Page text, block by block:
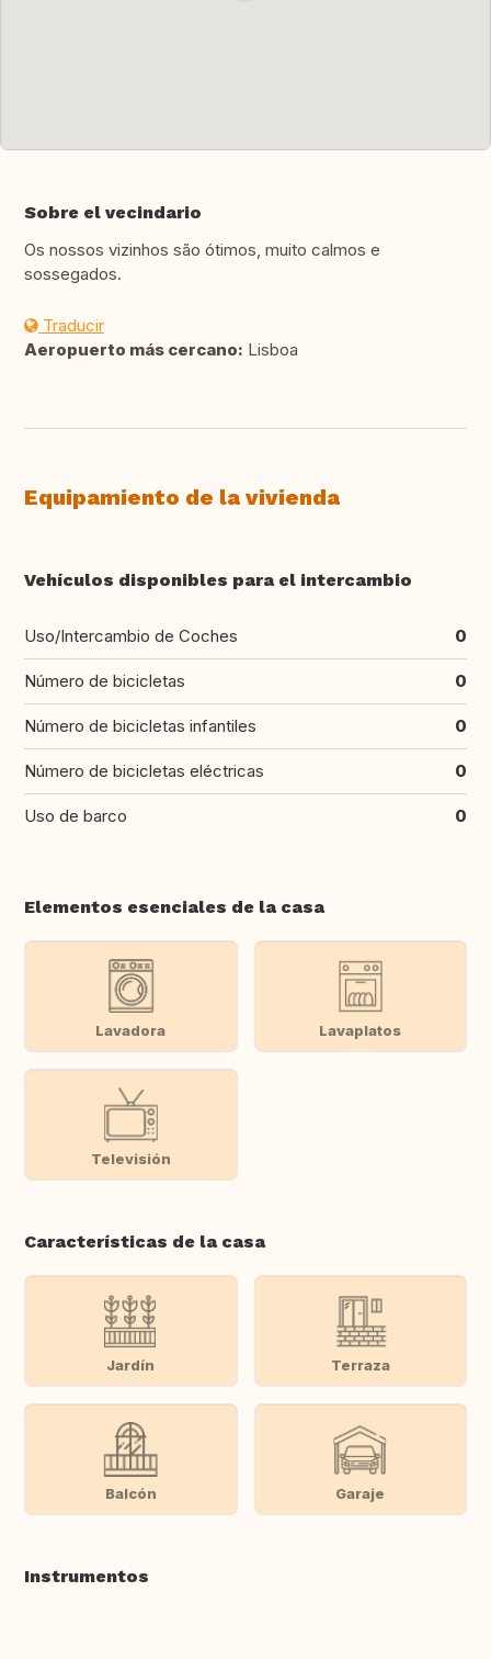
Sobre el vecindario
Os nossos vizinhos são ótimos, muito calmos e
sossegados.
Traducir
Aeropuerto más cercano: Lisboa
Equipamiento de la vivienda
Vehículos disponibles para el intercambio
Uso/Intercambio de Coches 0
Número de bicicletas 0
Número de bicicletas infantiles 0
Número de bicicletas eléctricas 0
Uso de barco 0
Elementos esenciales de la casa
Lavadora Lavaplatos
Televisión
Características de la casa
Jardín Terraza
Balcón Garaje
Instrumentos